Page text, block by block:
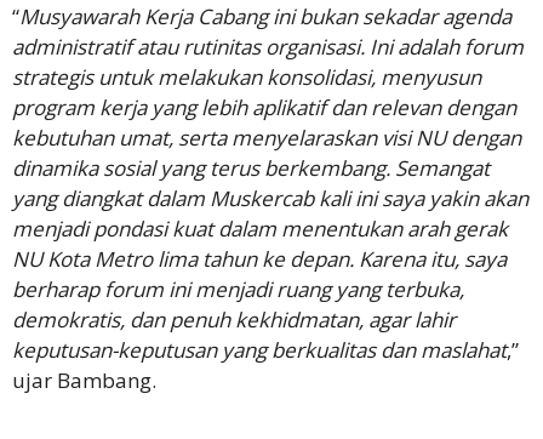
“Musyawarah Kerja Cabang ini bukan sekadar agenda
administratif atau rutinitas organisasi. Ini adalah forum
strategis untuk melakukan konsolidasi, menyusun
program kerja yang lebih aplikatif dan relevan dengan
kebutuhan umat, serta menyelaraskan visi NU dengan
dinamika sosial yang terus berkembang. Semangat
yang diangkat dalam Muskercab kali ini saya yakin akan
menjadi pondasi kuat dalam menentukan arah gerak
NU Kota Metro lima tahun ke depan. Karena itu, saya
berharap forum ini menjadi ruang yang terbuka,
demokratis, dan penuh kekhidmatan, agar lahir
keputusan-keputusan yang berkualitas dan maslahat,”
ujar Bambang.